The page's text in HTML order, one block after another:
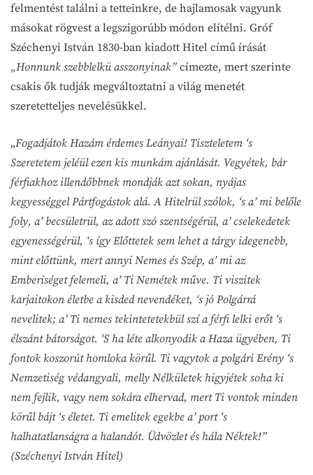
felmentést találni a tetteinkre, de hajlamosak vagyunk
másokat rögvest a legszigorúbb módon elítélni. Gróf
Széchenyi István 1830-ban kiadott Hitel című írását
„Honnunk szebblelkü asszonyinak” címezte, mert szerinte
csakis ők tudják megváltoztatni a világ menetét
szeretetteljes nevelésükkel.
„Fogadjátok Hazám érdemes Leányai! Tiszteletem ‘s
Szeretetem jeléül ezen kis munkám ajánlását. Vegyétek, bár
férfiakhoz illendőbbnek mondják azt sokan, nyájas
kegyességgel Pártfogástok alá. A Hitelrül szólok, ‘s a’ mi belőle
foly, a’ becsületrül, az adott szó szentségérül, a’ cselekedetek
egyenességérül, ‘s így Előttetek sem lehet a tárgy idegenebb,
mint előttünk, mert annyi Nemes és Szép, a’ mi az
Emberiséget felemeli, a’ Ti Nemétek műve. Ti viszitek
karjaitokon életbe a kisded nevendéket, ‘s jó Polgárrá
nevelitek; a’ Ti nemes tekintetetekbül szí a férfi lelki erőt ‘s
élszánt bátorságot. ‘S ha léte alkonyodik a Haza ügyében, Ti
fontok koszorút homloka körűl. Ti vagytok a polgári Erény ‘s
Nemzetiség védangyali, melly Nélkületek higyjétek soha ki
nem fejlik, vagy nem sokára elhervad, mert Ti vontok minden
körűl bájt ‘s életet. Ti emelitek egekbe a’ port ‘s
halhatatlanságra a halandót. Üdvözlet és hála Néktek!”
(Széchenyi István Hitel)